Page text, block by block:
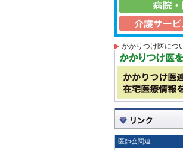
かかりつけ医につ
医師会関連